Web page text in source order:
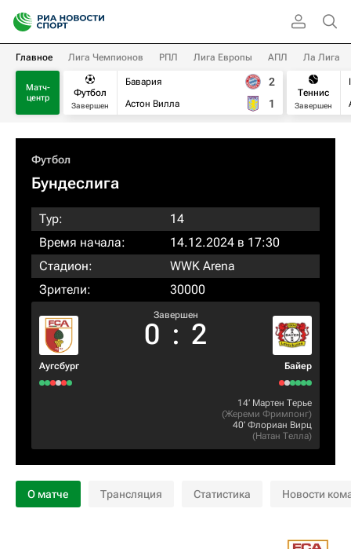
Главное Лига Чемпионов РПЛ Лига Европы АПЛ Ла Лига
Матч-
центр
Футбол
Завершен
Бавария
Астон Вилла
2
1
Теннис
Завершен
Футбол
Бундеслига
Тур:
14
Время начала:
14.12.2024 в 17:30
Стадион:
WWK Arena
Зрители:
30000
Аугсбург
Завершен
0 : 2
Байер
14‎’‎ Мартен Терье
(Жереми Фримпонг)
40‎’‎ Флориан Вирц
(Натан Телла)
О матче Трансляция Статистика Новости